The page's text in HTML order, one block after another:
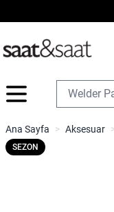
İçeriğe geç
Ana Sayfa > Aksesuar >
SEZON